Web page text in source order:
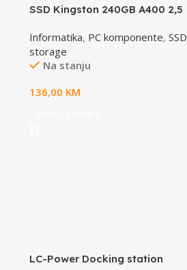
SSD Kingston 240GB A400 2,5
Informatika, PC komponente, SSD
storage
Na stanju
136,00 KM
LC-Power Docking station